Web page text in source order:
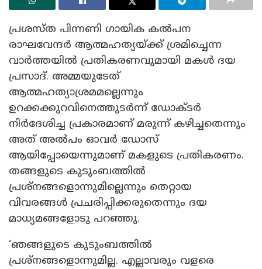
പ്രശസ്ത പിന്നണി ഗായിക കൽപന
രാഘവേന്ദർ ആത്മഹത്യയ്ക്ക് ശ്രമിച്ചെന്ന
വാർത്തയിൽ പ്രതികരണവുമായി മകൾ ദയ
പ്രസാദ്‍. അമ്മയുടേത്
ആത്മഹത്യാശ്രമമല്ലെന്നും
ഉറക്കക്കുറവിനെത്തുടർന്ന് ഡോക്ടർ
നിർദേശിച്ച പ്രകാരമാണ് മരുന്ന് കഴിച്ചതെന്നും
അത് അൽപം ഓവർ ഡോസ്
ആയിപ്പോയെന്നുമാണ് മകളുടെ പ്രതികരണം.
തങ്ങളുടെ കുടുംബത്തിൽ
പ്രശ്നങ്ങളൊന്നുമില്ലെന്നും തെറ്റായ
വിവരങ്ങൾ പ്രചരിപ്പിക്കരുതെന്നും ദയ
മാധ്യമങ്ങളോടു പറഞ്ഞു.
‘ഞങ്ങളുടെ കുടുംബത്തിൽ
പ്രശ്നങ്ങളൊന്നുമില്ല. എല്ലാവരും വളരെ